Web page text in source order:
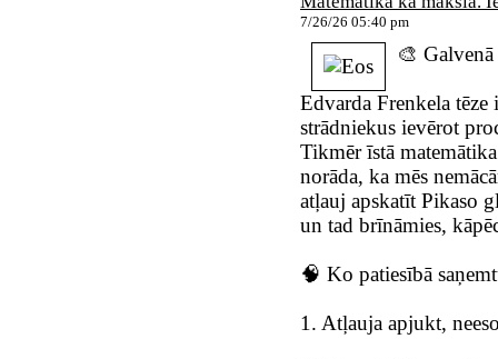
7/26/26 05:40 pm
🎨
Edvarda Frenkela tēze
strādniekus ievērot
Tikmēr īstā
norāda, ka mēs
atļauj apskatīt Pikaso
un tad brīnāmies,
🧠 Ko patiesībā
1. Atļauja apjukt,